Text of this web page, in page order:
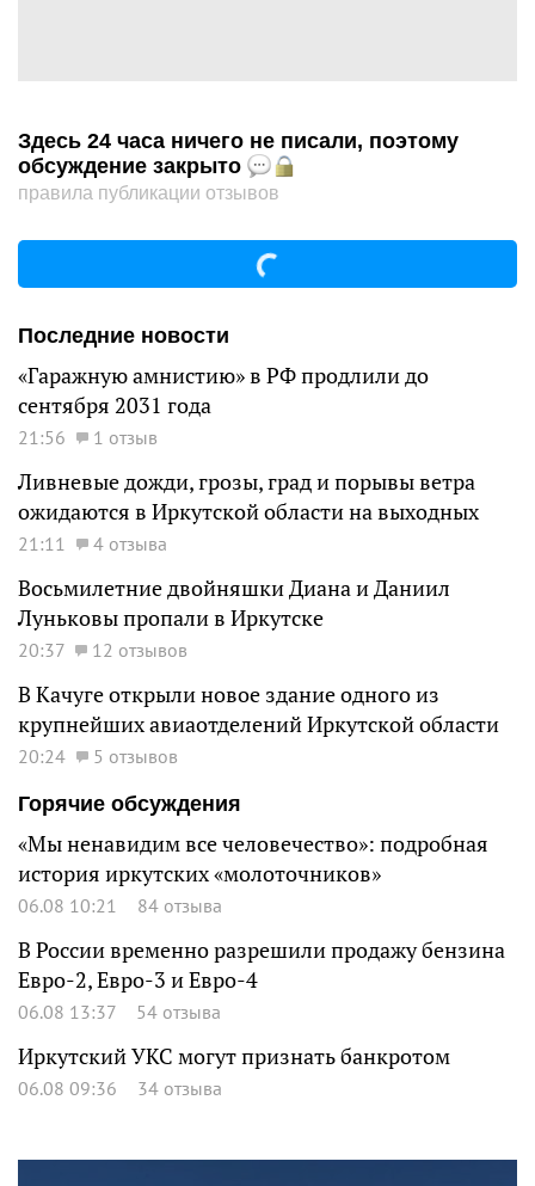
Здесь 24 часа ничего не писали, поэтому
обсуждение закрыто
правила публикации отзывов
Последние новости
«Гаражную амнистию» в РФ продлили до
сентября 2031 года
21:56 1 отзыв
Ливневые дожди, грозы, град и порывы ветра
ожидаются в Иркутской области на выходных
21:11 4 отзыва
Восьмилетние двойняшки Диана и Даниил
Луньковы пропали в Иркутске
20:37 12 отзывов
В Качуге открыли новое здание одного из
крупнейших авиаотделений Иркутской области
20:24
5 отзывов
Горячие обсуждения
«Мы ненавидим все человечество»: подробная
история иркутских «молоточников»
06.08 10:21 84 отзыва
В России временно разрешили продажу бензина
Евро-2, Евро-3 и Евро-4
06.08 13:37 54 отзыва
Иркутский УКС могут признать банкротом
06.08 09:36 34 отзыва